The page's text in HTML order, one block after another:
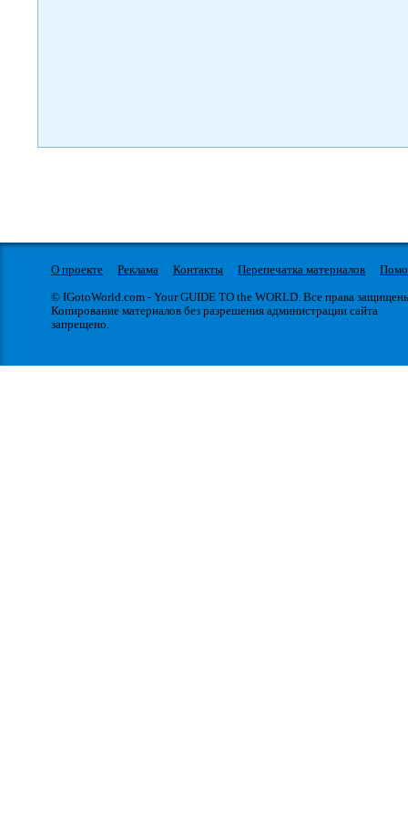
О проекте Реклама Контакты Перепечатка материалов
© IGotoWorld.com - Your GUIDE TO the WORLD. Все права
Копирование материалов без разрешения администрации сайта
запрещено.